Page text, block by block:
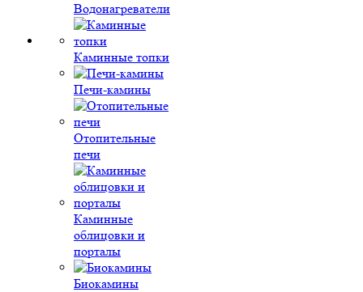
Водонагреватели
Каминные топки
Печи-камины
Отопительные
печи
Каминные
облицовки и
порталы
Биокамины